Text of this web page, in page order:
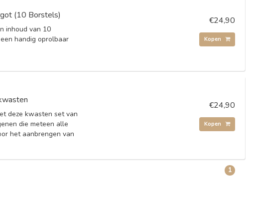
(10 Borstels)
inhoud van 10
handig oprolbaar
€24,90
Kopen
deze kwasten set van
die meteen alle
het aanbrengen van
€24,90
Kopen
1